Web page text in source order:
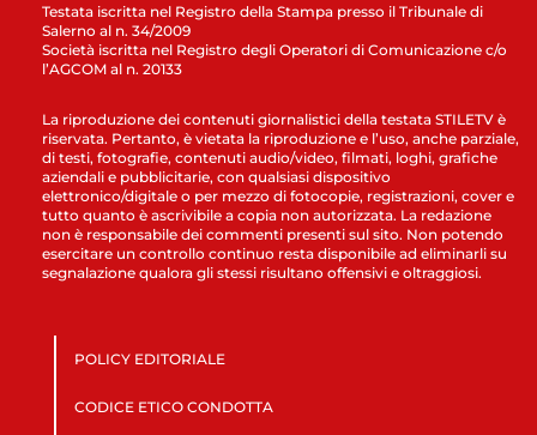
Testata iscritta nel Registro della Stampa presso il Tribunale di
Salerno al n. 34/2009
Società iscritta nel Registro degli Operatori di Comunicazione c/o
l’AGCOM al n. 20133
La riproduzione dei contenuti giornalistici della testata STILETV è
riservata. Pertanto, è vietata la riproduzione e l’uso, anche parziale,
di testi, fotografie, contenuti audio/video, filmati, loghi, grafiche
aziendali e pubblicitarie, con qualsiasi dispositivo
elettronico/digitale o per mezzo di fotocopie, registrazioni, cover e
tutto quanto è ascrivibile a copia non autorizzata. La redazione
non è responsabile dei commenti presenti sul sito. Non potendo
esercitare un controllo continuo resta disponibile ad eliminarli su
segnalazione qualora gli stessi risultano offensivi e oltraggiosi.
POLICY EDITORIALE
CODICE ETICO CONDOTTA